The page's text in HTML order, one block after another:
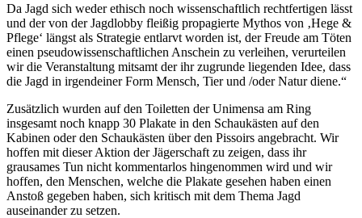
Da Jagd sich weder ethisch noch wissenschaftlich rechtfertigen lässt
und der von der Jagdlobby fleißig propagierte Mythos von ‚Hege &
Pflege‘ längst als Strategie entlarvt worden ist, der Freude am Töten
einen pseudowissenschaftlichen Anschein zu verleihen, verurteilen
wir die Veranstaltung mitsamt der ihr zugrunde liegenden Idee, dass
die Jagd in irgendeiner Form Mensch, Tier und /oder Natur diene.“
Zusätzlich wurden auf den Toiletten der Unimensa am Ring
insgesamt noch knapp 30 Plakate in den Schaukästen auf den
Kabinen oder den Schaukästen über den Pissoirs angebracht. Wir
hoffen mit dieser Aktion der Jägerschaft zu zeigen, dass ihr
grausames Tun nicht kommentarlos hingenommen wird und wir
hoffen, den Menschen, welche die Plakate gesehen haben einen
Anstoß gegeben haben, sich kritisch mit dem Thema Jagd
auseinander zu setzen.